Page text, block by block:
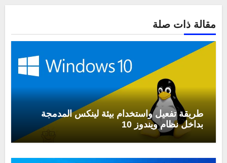
مقالة ذات صلة
طريقة تفعيل واستخدام بيئة لينكس المدمجة
بداخل نظام ويندوز 10